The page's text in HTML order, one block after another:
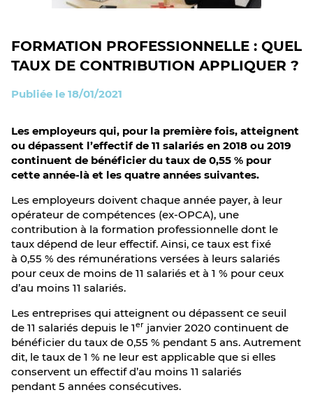
FORMATION PROFESSIONNELLE : QUEL
TAUX DE CONTRIBUTION APPLIQUER ?
Publiée le 18/01/2021
Les employeurs qui, pour la première fois, atteignent
ou dépassent l’effectif de 11 salariés en 2018 ou 2019
continuent de bénéficier du taux de 0,55 % pour
cette année-là et les quatre années suivantes.
Les employeurs doivent chaque année payer, à leur
opérateur de compétences (ex-OPCA), une
contribution à la formation professionnelle dont le
taux dépend de leur effectif. Ainsi, ce taux est fixé
à 0,55 % des rémunérations versées à leurs salariés
pour ceux de moins de 11 salariés et à 1 % pour ceux
d’au moins 11 salariés.
Les entreprises qui atteignent ou dépassent ce seuil
de 11 salariés depuis le 1er janvier 2020 continuent de
bénéficier du taux de 0,55 % pendant 5 ans. Autrement
dit, le taux de 1 % ne leur est applicable que si elles
conservent un effectif d’au moins 11 salariés
pendant 5 années consécutives.